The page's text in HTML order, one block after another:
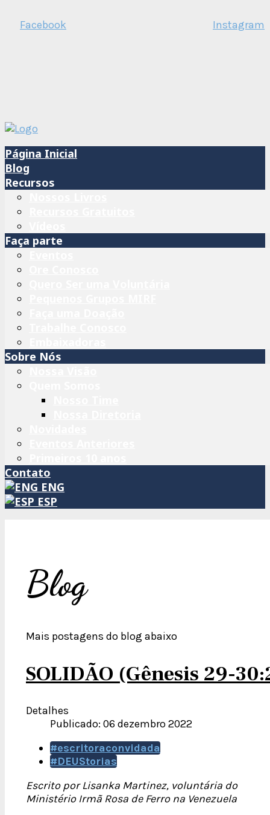
Facebook Instagram
Página Inicial
Blog
Recursos
Faça parte
Sobre Nós
Contato
ENG
ESP
Blog
Mais postagens do blog abaixo
SOLIDÃO (Gênesis 29-
Detalhes
Publicado: 06 dezembro 2022
#escritoraconvidada
#DEUStorias
Escrito por Lisanka Martinez, voluntária do
Ministério Irmã Rosa de Ferro na Venezuela